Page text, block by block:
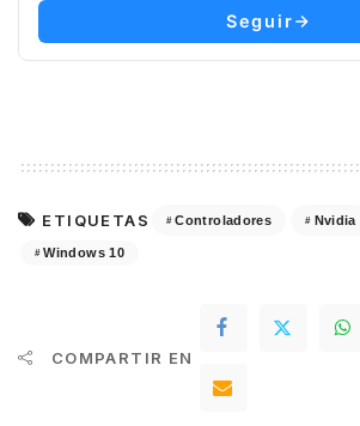
Seguir
ETIQUETAS Controladores Nvidia
Windows 10
COMPARTIR EN